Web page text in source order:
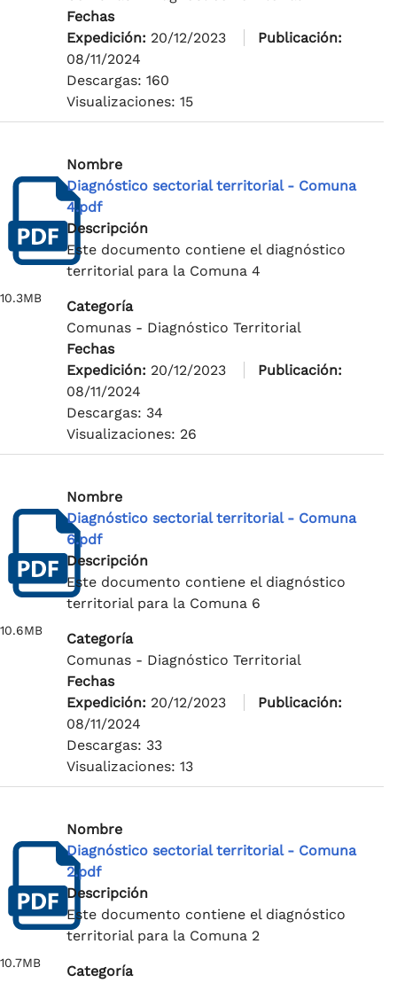
Fechas
Expedición: 20/12/2023
Publicación:
08/11/2024
Descargas: 160
Visualizaciones: 15
10.3MB
Nombre
Diagnóstico sectorial territorial - Comuna
4.pdf
Descripción
Este documento contiene el diagnóstico
territorial para la Comuna 4
Categoría
Comunas - Diagnóstico Territorial
Fechas
Expedición: 20/12/2023
Publicación:
08/11/2024
Descargas: 34
Visualizaciones: 26
10.6MB
Nombre
Diagnóstico sectorial territorial - Comuna
6.pdf
Descripción
Este documento contiene el diagnóstico
territorial para la Comuna 6
Categoría
Comunas - Diagnóstico Territorial
Fechas
Expedición: 20/12/2023
Publicación:
08/11/2024
Descargas: 33
Visualizaciones: 13
10.7MB
Nombre
Diagnóstico sectorial territorial - Comuna
2.pdf
Descripción
Este documento contiene el diagnóstico
territorial para la Comuna 2
Categoría